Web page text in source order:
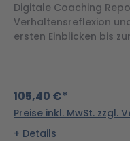
Digitale Coaching
Verhaltensreflexion
ersten Einblicken bis
105,40 €*
Preise inkl. MwSt. zzgl.
Details